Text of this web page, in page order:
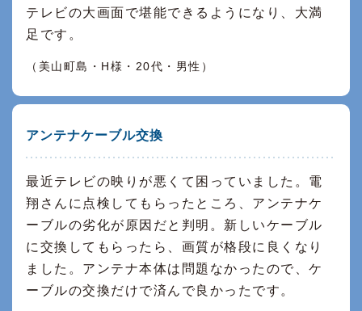
テレビの大画面で堪能できるようになり、大満
足です。
（美山町島・H様・20代・男性）
アンテナケーブル交換
最近テレビの映りが悪くて困っていました。電
翔さんに点検してもらったところ、アンテナケ
ーブルの劣化が原因だと判明。新しいケーブル
に交換してもらったら、画質が格段に良くなり
ました。アンテナ本体は問題なかったので、ケ
ーブルの交換だけで済んで良かったです。